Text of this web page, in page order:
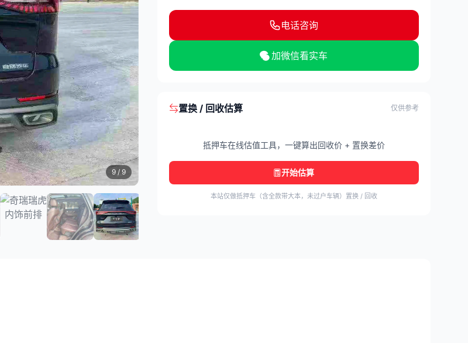
9/ 9
电话咨询
加微信看实车
置换 / 回收估算 仅供参考
抵押车在线估值工具，一键算出回收价 + 置换差价
开始估算
本站仅做抵押车（含全款带大本，未过户车辆）置换 / 回收